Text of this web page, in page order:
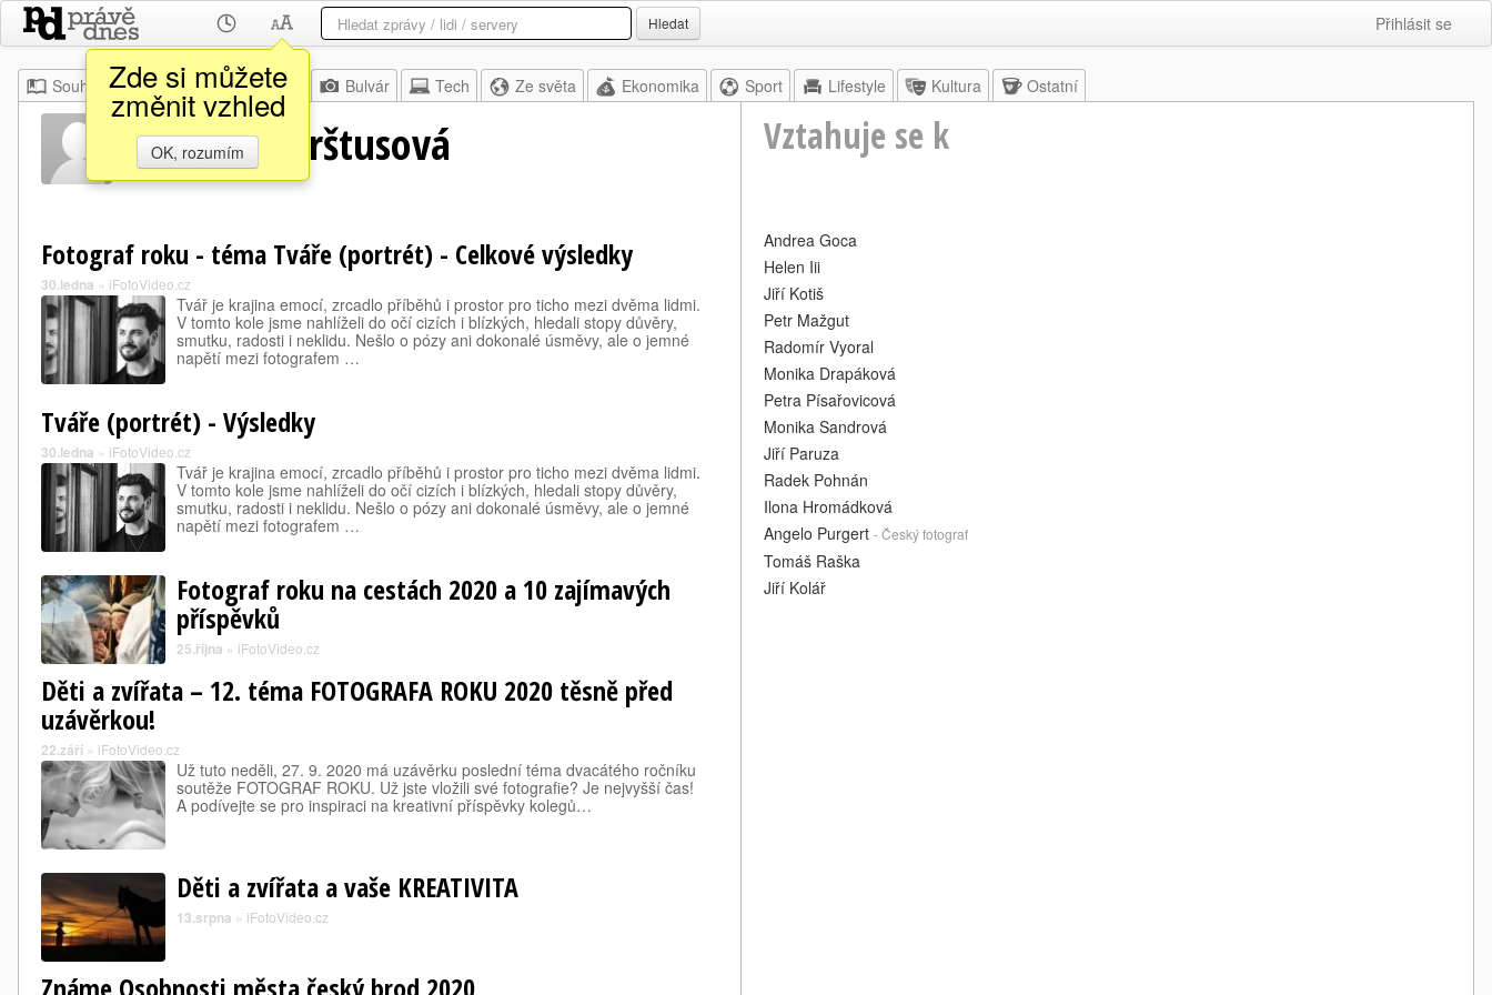
Zde si můžete
změnit vzhled
OK, rozumím
Hledat Přihlásit se
Souhrn Moje Z domova Bulvár Tech Ze světa Ekonomika Sport Lifestyle Kultura Ostatní
Martina Herštusová Vztahuje se k
Fotograf roku - téma Tváře (portrét) - Celkové výsledky
30.ledna » iFotoVideo.cz
Tvář je krajina emocí, zrcadlo příběhů i prostor pro ticho mezi dvěma lidmi.
V tomto kole jsme nahlíželi do očí cizích i blízkých, hledali stopy důvěry,
smutku, radosti i neklidu. Nešlo o pózy ani dokonalé úsměvy, ale o jemné
napětí mezi fotografem …
Tváře (portrét) - Výsledky
30.ledna » iFotoVideo.cz
Tvář je krajina emocí, zrcadlo příběhů i prostor pro ticho mezi dvěma lidmi.
V tomto kole jsme nahlíželi do očí cizích i blízkých, hledali stopy důvěry,
smutku, radosti i neklidu. Nešlo o pózy ani dokonalé úsměvy, ale o jemné
napětí mezi fotografem …
Fotograf roku na cestách 2020 a 10 zajímavých
příspěvků
25.října » iFotoVideo.cz
Děti a zvířata – 12. téma FOTOGRAFA ROKU 2020 těsně před
uzávěrkou!
22.září » iFotoVideo.cz
Už tuto neděli, 27. 9. 2020 má uzávěrku poslední téma dvacátého ročníku
soutěže FOTOGRAF ROKU. Už jste vložili své fotografie? Je nejvyšší čas!
A podívejte se pro inspiraci na kreativní příspěvky kolegů…
Děti a zvířata a vaše KREATIVITA
13.srpna » iFotoVideo.cz
Andrea Goca
Helen Iii
Jiří Kotiš
Petr Mažgut
Radomír Vyoral
Monika Drapáková
Petra Písařovicová
Monika Sandrová
Jiří Paruza
Radek Pohnán
Ilona Hromádková
Angelo Purgert - Český fotograf
Tomáš Raška
Jiří Kolář